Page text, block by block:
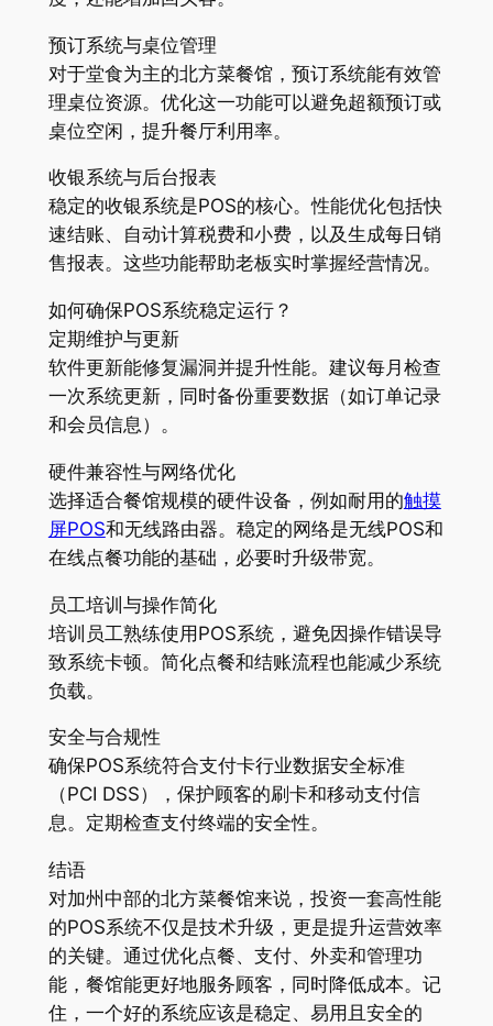
预订系统与桌位管理
对于堂食为主的北方菜餐馆，预订系统能有效管
理桌位资源。优化这一功能可以避免超额预订或
桌位空闲，提升餐厅利用率。
收银系统与后台报表
稳定的收银系统是POS的核心。性能优化包括快
速结账、自动计算税费和小费，以及生成每日销
售报表。这些功能帮助老板实时掌握经营情况。
如何确保POS系统稳定运行？
定期维护与更新
软件更新能修复漏洞并提升性能。建议每月检查
一次系统更新，同时备份重要数据（如订单记录
和会员信息）。
硬件兼容性与网络优化
选择适合餐馆规模的硬件设备，例如耐用的触摸
屏POS和无线路由器。稳定的网络是无线POS和
在线点餐功能的基础，必要时升级带宽。
员工培训与操作简化
培训员工熟练使用POS系统，避免因操作错误导
致系统卡顿。简化点餐和结账流程也能减少系统
负载。
安全与合规性
确保POS系统符合支付卡行业数据安全标准
（PCI DSS），保护顾客的刷卡和移动支付信
息。定期检查支付终端的安全性。
结语
对加州中部的北方菜餐馆来说，投资一套高性能
的POS系统不仅是技术升级，更是提升运营效率
的关键。通过优化点餐、支付、外卖和管理功
能，餐馆能更好地服务顾客，同时降低成本。记
住，一个好的系统应该是稳定、易用且安全的